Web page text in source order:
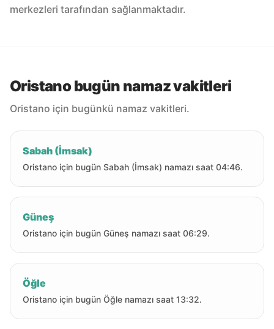
merkezleri tarafından sağlanmaktadır.
Oristano bugün namaz vakitleri
Oristano için bugünkü namaz vakitleri.
Sabah (İmsak)
Oristano için bugün Sabah (İmsak) namazı saat 04:46.
Güneş
Oristano için bugün Güneş namazı saat 06:29.
Öğle
Oristano için bugün Öğle namazı saat 13:32.